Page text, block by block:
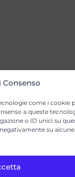
Consenso
come i cookie
a queste
o ID unici su
su